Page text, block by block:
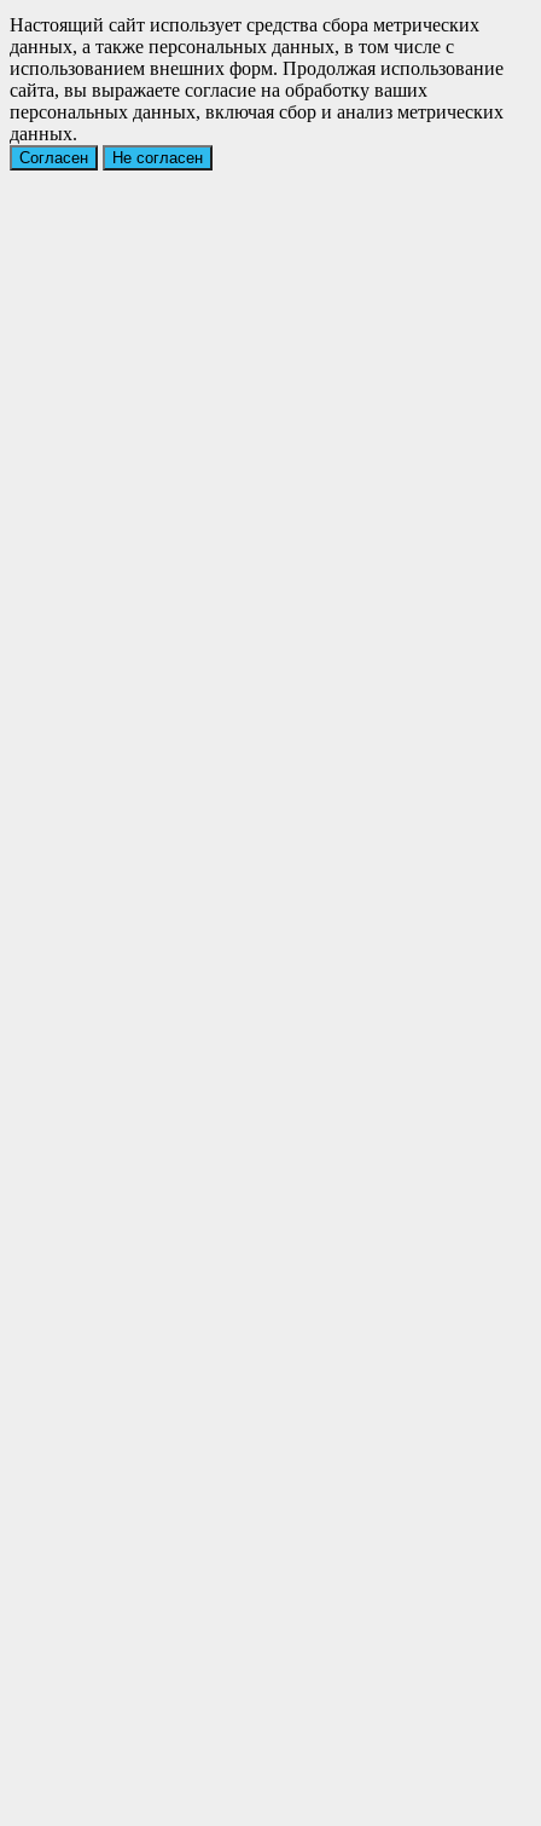
Настоящий сайт использует средства сбора метрических
данных, а также персональных данных, в том числе с
использованием внешних форм. Продолжая использование
сайта, вы выражаете согласие на обработку ваших
персональных данных, включая сбор и анализ метрических
данных.
Согласен Не согласен